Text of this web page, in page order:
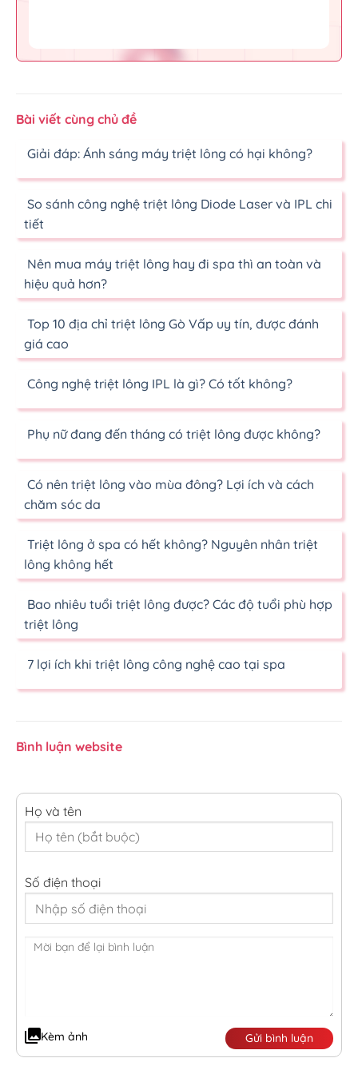
Bài viết cùng chủ đề
Giải đáp: Ánh sáng máy triệt lông có hại không?
So sánh công nghệ triệt lông Diode Laser và IPL chi
tiết
Nên mua máy triệt lông hay đi spa thì an toàn và
hiệu quả hơn?
Top 10 địa chỉ triệt lông Gò Vấp uy tín, được đánh
giá cao
Công nghệ triệt lông IPL là gì? Có tốt không?
Phụ nữ đang đến tháng có triệt lông được không?
Có nên triệt lông vào mùa đông? Lợi ích và cách
chăm sóc da
Triệt lông ở spa có hết không? Nguyên nhân triệt
lông không hết
Bao nhiêu tuổi triệt lông được? Các độ tuổi phù hợp
triệt lông
7 lợi ích khi triệt lông công nghệ cao tại spa
Bình luận website
Họ và tên
Số điện thoại
Kèm ảnh Gửi bình luận